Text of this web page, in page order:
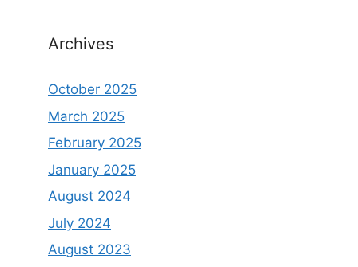
Archives
October 2025
March 2025
February 2025
January 2025
August 2024
July 2024
August 2023